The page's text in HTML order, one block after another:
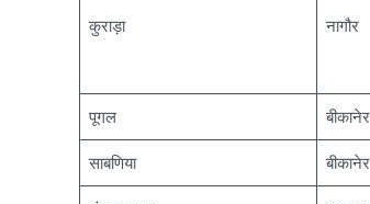
कुराड़ा नागौर
पूगल बीकानेर
साबणिया बीकानेर